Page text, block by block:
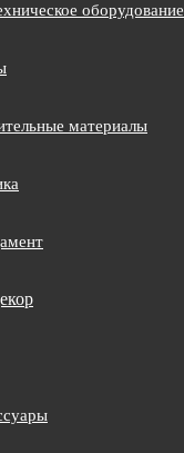
оборудование
материалы